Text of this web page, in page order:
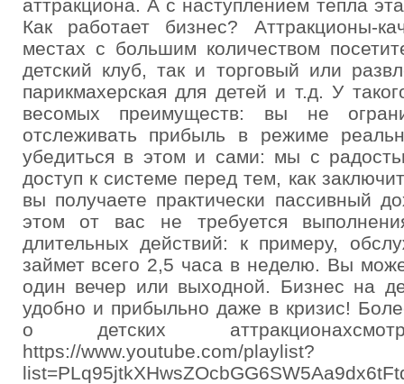
аттракциона. А с наступлением тепла
Как работает бизнес? Аттракционы-
местах с большим количеством
детский клуб, так и торговый или
парикмахерская для детей и т.д. У
весомых преимуществ: вы не
отслеживать прибыль в режиме
убедиться в этом и сами: мы с
доступ к системе перед тем, как
вы получаете практически пассивный
этом от вас не требуется
длительных действий: к примеру,
займет всего 2,5 часа в неделю. Вы
один вечер или выходной. Бизнес на
удобно и прибыльно даже в кризис!
о детских
https://www.youtube.com/playlist?